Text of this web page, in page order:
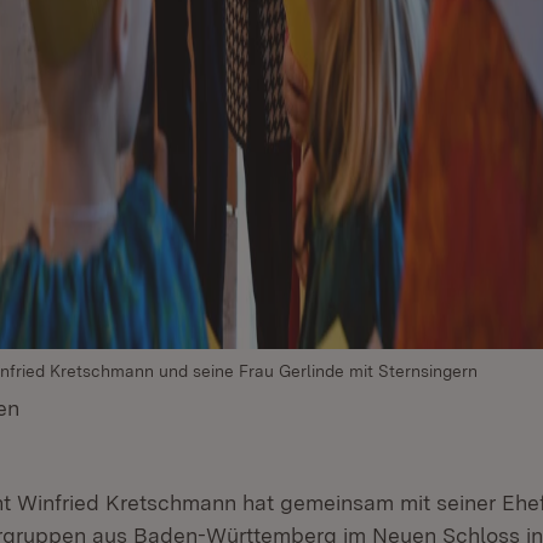
Kretschmann und seine Frau Gerlinde mit Sternsingern
Winfried Kretschmann hat gemeinsam mit seiner
aus Baden-Württemberg im Neuen Schloss